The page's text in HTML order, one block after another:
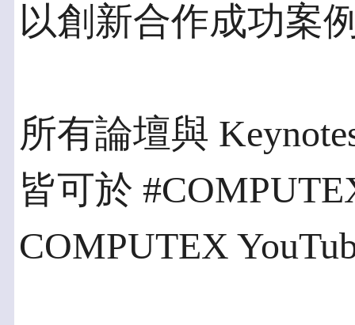
以創新合作成功案
所有論壇與
皆可於
COMPUTEX